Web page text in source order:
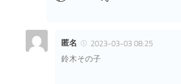
匿名
2023-03-03 08:25
鈴木その子